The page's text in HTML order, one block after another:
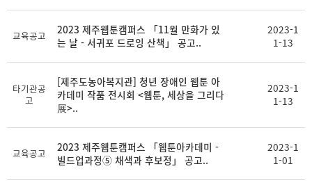
교육공고
2023 제주웹툰캠퍼스 「11월 만화가 있
는 날 - 서귀포 드로잉 산책」 공고..
2023-1
1-13
타기관공
고
[제주도농아복지관] 청년 장애인 웹툰 아
카데미 작품 전시회 <웹툰, 세상을 그리다
展>..
2023-1
1-13
교육공고
2023 제주웹툰캠퍼스 「웹툰아카데미 -
빌드업과정⑤ 채색과 후보정」 공고..
2023-1
1-01